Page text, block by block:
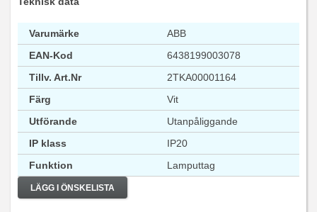
Varumärke
ABB
EAN-Kod
6438199003078
Tillv. Art.Nr
2TKA00001164
Färg
Vit
Utförande
Utanpåliggande
IP klass
IP20
Funktion
Lamputtag
LÄGG I ÖNSKELISTA